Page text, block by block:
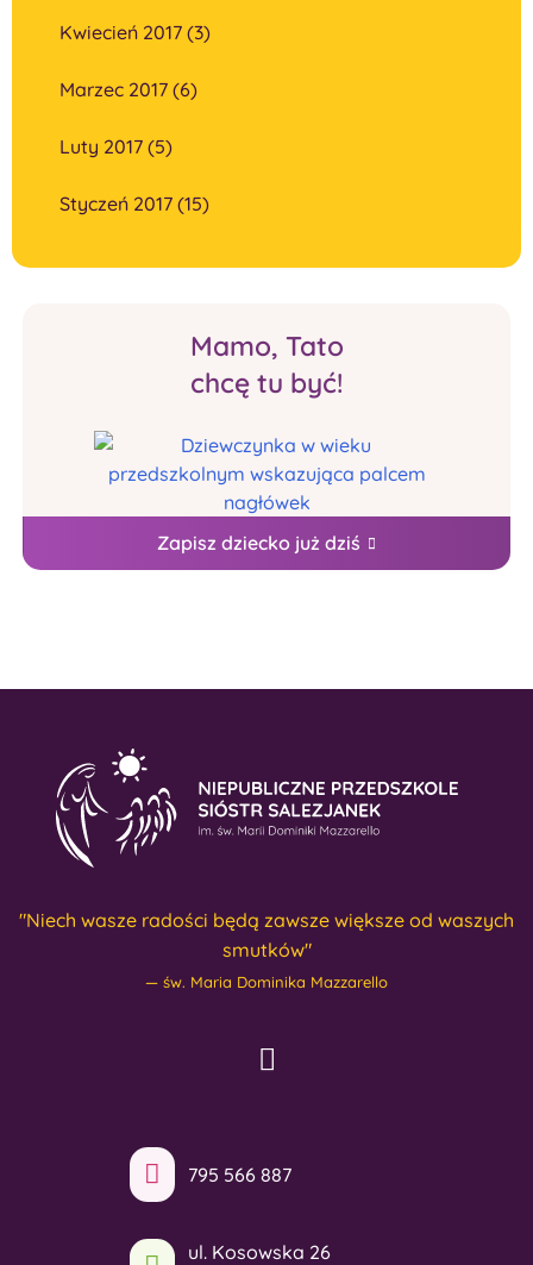
Kwiecień 2017 (3)
Marzec 2017 (6)
Luty 2017 (5)
Styczeń 2017 (15)
Mamo, Tato
chcę tu być!
Zapisz dziecko już dziś
"Niech wasze radości będą zawsze większe od waszych
smutków"
św. Maria Dominika Mazzarello
795 566 887
ul. Kosowska 26